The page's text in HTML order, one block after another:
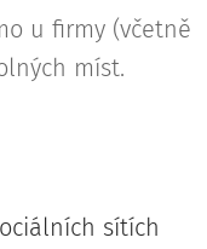
u firmy (včetně
míst.
sítích